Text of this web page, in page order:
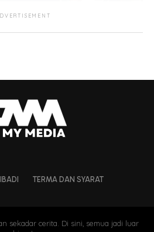
TERMA DAN SYARAT
sekadar cerita. Di sini, semua jadi luar